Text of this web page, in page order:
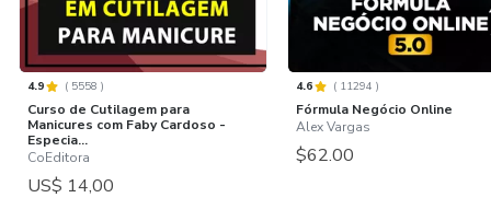
4.9 ( 5558 )
Curso de Cutilagem para
Manicures com Faby Cardoso -
Especia...
CoEditora
US$ 14,00
4.6 ( 11294 )
Fórmula Negócio Online
Alex Vargas
$62.00